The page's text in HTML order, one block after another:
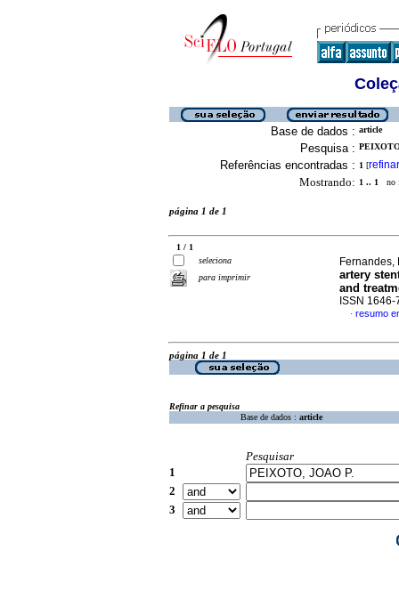
Base de dados : article
Pesquisa :
Referências encontradas : 1 [refinar
Mostrando: 1 .. 1 no
página 1 de 1
1 / 1
seleciona
para imprimir
artery
and
ISSN 1646-
· resumo
página 1 de 1
Refinar a pesquisa
Base de dados : article
Pesquisar
1
2
3